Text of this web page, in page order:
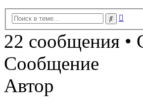
Поиск
22 сообщения •
Сообщение
Автор